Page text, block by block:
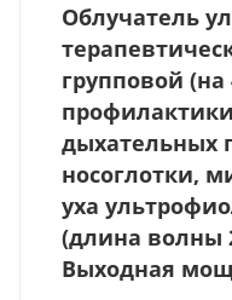
Облучатель
групповой
дыхательных
носоглотки,
уха
(длина волны
Выходная